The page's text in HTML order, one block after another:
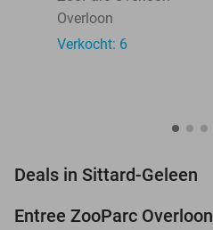
Overloon
Verkocht: 6
Deals in Sittard-Geleen
Entree ZooParc Overloon